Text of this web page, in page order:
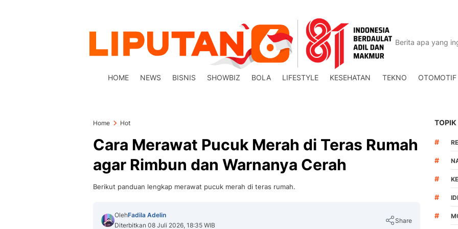
HOME NEWS BISNIS SHOWBIZ BOLA LIFESTYLE KESEHATAN TEKNO OTOMOTIF
Home Hot
Cara Merawat Pucuk Merah di Teras Rumah
agar Rimbun dan Warnanya Cerah
Berikut panduan lengkap merawat pucuk merah di teras rumah.
OlehFadila Adelin
Diterbitkan 08 Juli 2026, 18:35 WIB
Share
TOPIK
#
#
#
#
#